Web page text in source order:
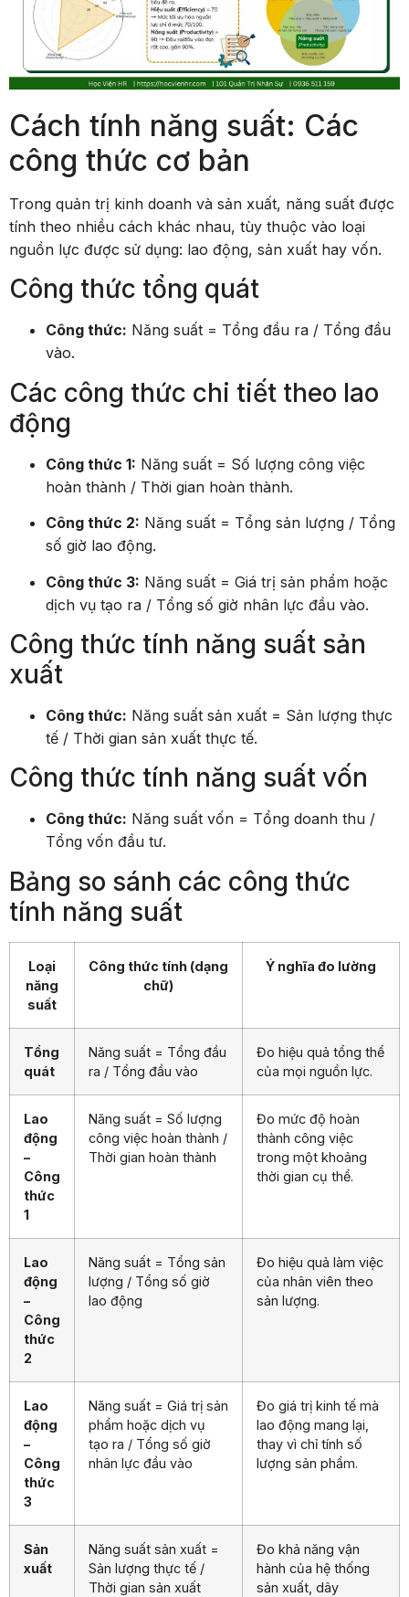
Cách tính năng suất: Các
công thức cơ bản
Trong quản trị kinh doanh và sản xuất, năng suất được
tính theo nhiều cách khác nhau, tùy thuộc vào loại
nguồn lực được sử dụng: lao động, sản xuất hay vốn.
Công thức tổng quát
Công thức: Năng suất = Tổng đầu ra / Tổng đầu
vào.
Các công thức chi tiết theo lao
động
Công thức 1: Năng suất = Số lượng công việc
hoàn thành / Thời gian hoàn thành.
Công thức 2: Năng suất = Tổng sản lượng / Tổng
số giờ lao động.
Công thức 3: Năng suất = Giá trị sản phẩm hoặc
dịch vụ tạo ra / Tổng số giờ nhân lực đầu vào.
Công thức tính năng suất sản
xuất
Công thức: Năng suất sản xuất = Sản lượng thực
tế / Thời gian sản xuất thực tế.
Công thức tính năng suất vốn
Công thức: Năng suất vốn = Tổng doanh thu /
Tổng vốn đầu tư.
Bảng so sánh các công thức
tính năng suất
Loại
năng
suất
Công thức tính (dạng
chữ)
Ý nghĩa đo lường
Tổng
quát
Năng suất = Tổng đầu
ra / Tổng đầu vào
Đo hiệu quả tổng thể
của mọi nguồn lực.
Lao
động
–
Công
thức
1
Năng suất = Số lượng
công việc hoàn thành /
Thời gian hoàn thành
Đo mức độ hoàn
thành công việc
trong một khoảng
thời gian cụ thể.
Lao
động
–
Công
thức
2
Năng suất = Tổng sản
lượng / Tổng số giờ
lao động
Đo hiệu quả làm việc
của nhân viên theo
sản lượng.
Lao
động
–
Công
thức
3
Năng suất = Giá trị sản
phẩm hoặc dịch vụ
tạo ra / Tổng số giờ
nhân lực đầu vào
Đo giá trị kinh tế mà
lao động mang lại,
thay vì chỉ tính số
lượng sản phẩm.
Sản
xuất
Năng suất sản xuất =
Sản lượng thực tế /
Thời gian sản xuất
Đo khả năng vận
hành của hệ thống
sản xuất, dây